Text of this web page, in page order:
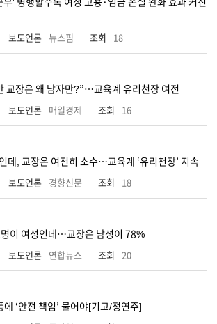
' 병행할수록 여성 고용·임금 손실 완화 효과 커진
뉴스핌 18
교장은 왜 남자만?”…교육계 유리천장 여전
매일경제 16
데, 교장은 여전히 소수…교육계 ‘유리천장’ 지속
경향신문 18
이 여성인데…교장은 남성이 78%
연합뉴스 20
‘안전 책임’ 물어야[기고/정연주]